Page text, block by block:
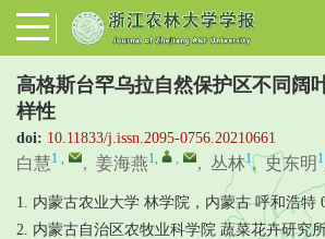
高格斯台罕乌拉自然保护区不同阔
样性
doi: 10.11833/j.issn.2095-0756.20210661
白慧1 , , 姜海燕1, , , 丛林1, 史东明 1
1. 内蒙古农业大学 林学院，内蒙古 呼和浩特
2. 内蒙古自治区农牧业科学院 蔬菜花卉研究